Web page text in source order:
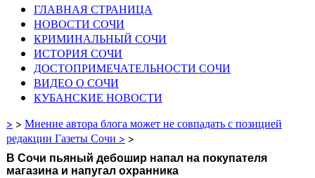
ГЛАВНАЯ СТРАНИЦА
НОВОСТИ СОЧИ
КРИМИНАЛЬНЫЙ СОЧИ
ИСТОРИЯ СОЧИ
ДОСТОПРИМЕЧАТЕЛЬНОСТИ СОЧИ
ВИДЕО О СОЧИ
КУБАНСКИЕ НОВОСТИ
> > Мнение автора блога может не совпадать с позицией
редакции Газеты Сочи > >
В Сочи пьяный дебошир напал на покупателя
магазина и напугал охранника